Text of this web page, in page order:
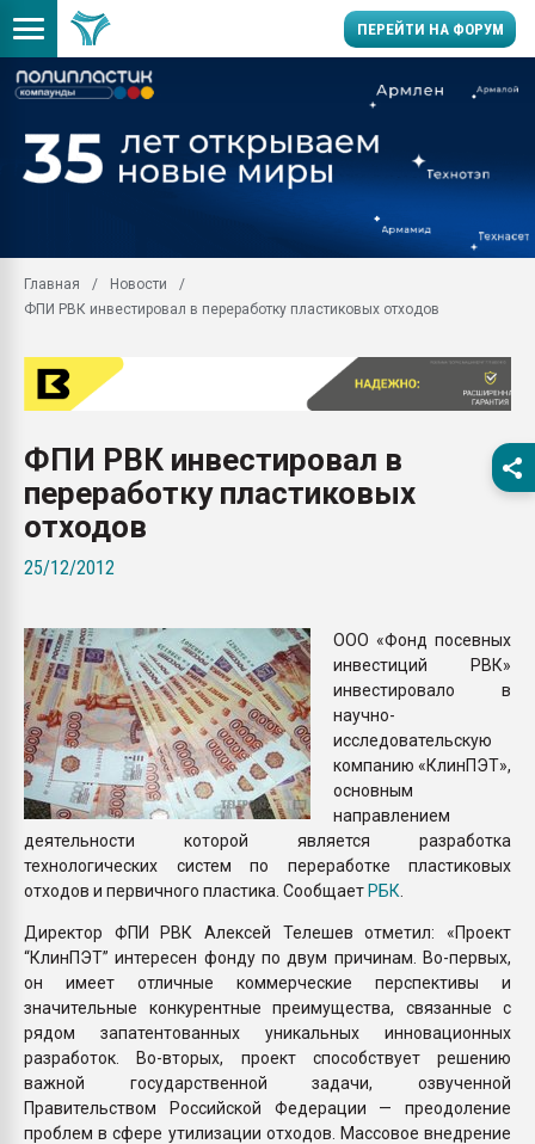
ПЕРЕЙТИ НА ФОРУМ
производство SPC
заводу пластмасс"
Подмосковье, Москва
28.07.2026
пластмасс
28.07.2026
ПЕРЕЙТИ НА
Главная
Новости
ФПИ РВК инвестировал в переработку пластиковых отходов
ФПИ РВК инвестировал в
переработку пластиковых
отходов
25/12/2012
ООО «Фонд посевных
инвестиций РВК»
инвестировало в
научно-
исследовательскую
компанию «КлинПЭТ»,
основным
направлением
деятельности которой является разработка
технологических систем по переработке пластиковых
отходов и первичного пластика. СообщаетРБК
Директор ФПИ РВК Алексей Телешев отметил: «Проект
“КлинПЭТ” интересен фонду по двум причинам. Во-первых,
он имеет отличные коммерческие перспективы и
значительные конкурентные преимущества, связанные с
рядом запатентованных уникальных инновационных
разработок. Во-вторых, проект способствует решению
важной государственной задачи, озвученной
Правительством Российской Федерации — преодоление
проблем в сфере утилизации отходов. Массовое внедрение